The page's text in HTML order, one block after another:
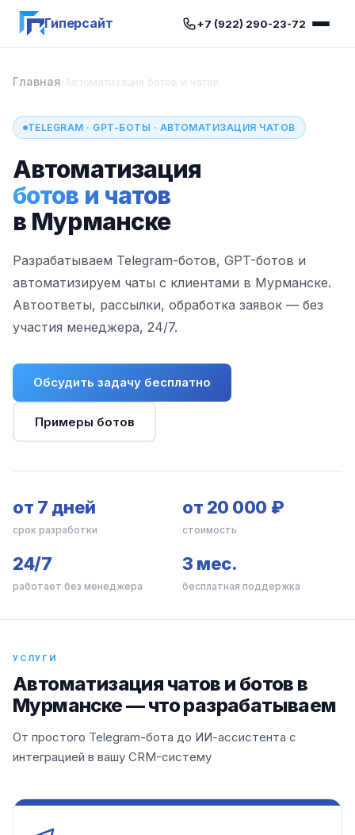
Гиперсайт +7 (922) 290-23-72
Главная›Автоматизация ботов и чатов
TELEGRAM · GPT-БОТЫ · АВТОМАТИЗАЦИЯ ЧАТОВ
Автоматизация
ботов и чатов
в Мурманске
Разрабатываем Telegram-ботов, GPT-ботов и
автоматизируем чаты с клиентами в Мурманске.
Автоответы, рассылки, обработка заявок — без
участия менеджера, 24/7.
Обсудить задачу бесплатно
Примеры ботов
от 7 дней
срок разработки
от 20 000 ₽
стоимость
24/7
работает без менеджера
3 мес.
бесплатная поддержка
УСЛУГИ
Автоматизация чатов и ботов в
Мурманске — что разрабатываем
От простого Telegram-бота до ИИ-ассистента с
интеграцией в вашу CRM-систему